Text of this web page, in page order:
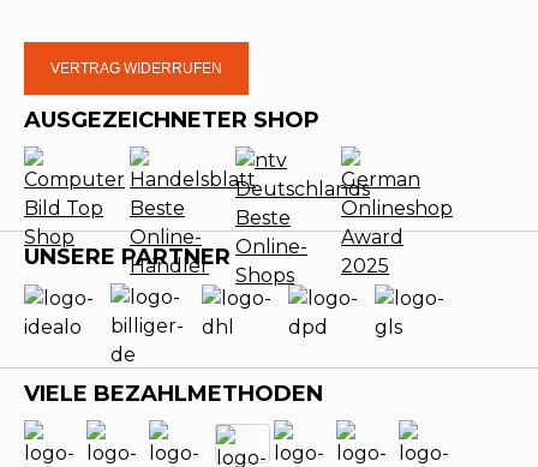
VERTRAG WIDERRUFEN
AUSGEZEICHNETER SHOP
UNSERE PARTNER
VIELE BEZAHLMETHODEN